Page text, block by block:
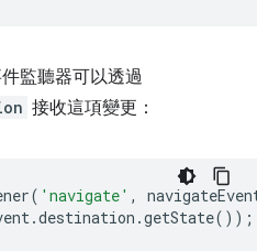
監聽器可以透過
接收這項變更：
( 'navigate' ,
.destination .getState());